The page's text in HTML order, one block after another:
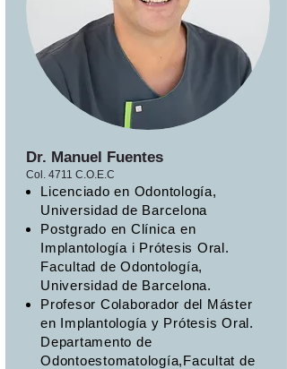
Dr. Manuel Fuentes
Col. 4711 C.O.E.C
Licenciado en Odontología,
Universidad de Barcelona
Postgrado en Clínica en
Implantología i Prótesis Oral.
Facultad de Odontología,
Universidad de Barcelona.
Profesor Colaborador del Máster
en Implantología y Prótesis Oral.
Departamento de
Odontoestomatología,Facultat de